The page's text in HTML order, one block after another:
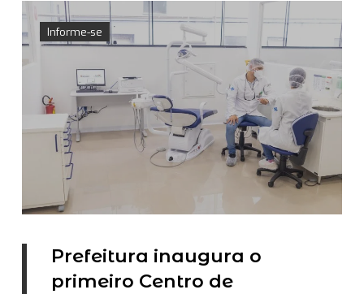
Informe-se
Prefeitura inaugura o
primeiro Centro de